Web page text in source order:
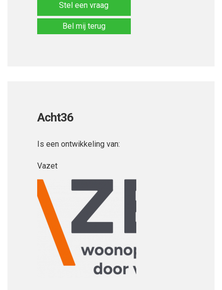
Stel een vraag
Bel mij terug
Acht36
Is een ontwikkeling van:
Vazet